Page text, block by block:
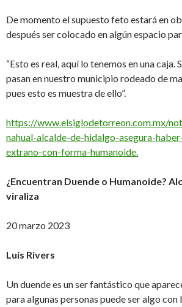
De momento el supuesto feto estará en
después ser colocado en algún espacio
“Esto es real, aquí lo tenemos en una caja.
pasan en nuestro municipio rodeado de
pues esto es muestra de ello”.
https://www.elsiglodetorreon.com.mx/
nahual-alcalde-de-hidalgo-asegura-
extrano-con-forma-humanoide.
¿Encuentran Duende o Humanoide?
viraliza
20 marzo 2023
Luis Rivers
Un duende es un ser fantástico que
para algunas personas puede ser algo